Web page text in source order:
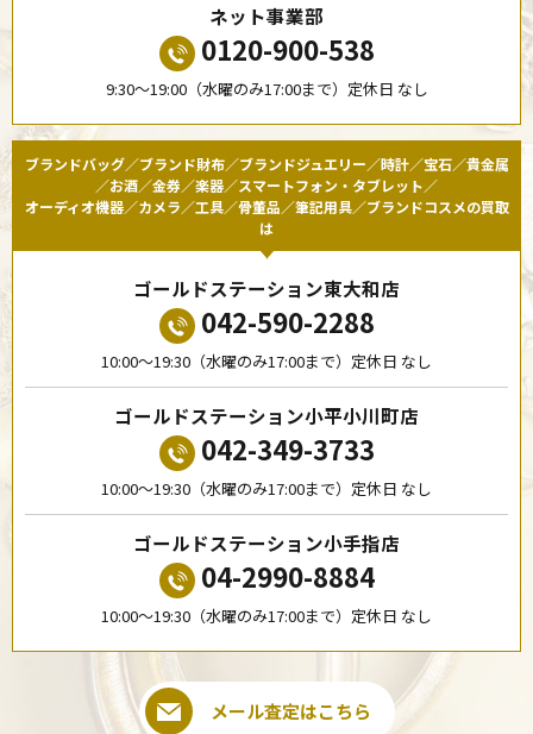
ネット事業部
0120-900-538
9:30〜19:00（水曜のみ17:00まで）定休日 なし
ブランドバッグ／ブランド財布／ブランドジュエリー／時計／宝石／貴金属
／お酒／金券／楽器／スマートフォン・タブレット／
オーディオ機器／カメラ／工具／骨董品／筆記用具／ブランドコスメの買取
は
ゴールドステーション東大和店
042-590-2288
10:00〜19:30（水曜のみ17:00まで）定休日 なし
ゴールドステーション小平小川町店
042-349-3733
10:00〜19:30（水曜のみ17:00まで）定休日 なし
ゴールドステーション小手指店
04-2990-8884
10:00〜19:30（水曜のみ17:00まで）定休日 なし
メール査定はこちら